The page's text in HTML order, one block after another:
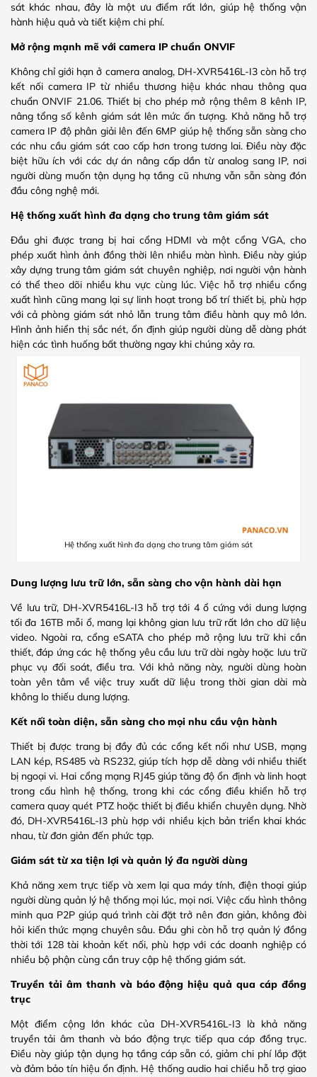
sát khác nhau, đây là một ưu điểm rất lớn, giúp hệ thống vận
hành hiệu quả và tiết kiệm chi phí.
Mở rộng mạnh mẽ với camera IP chuẩn ONVIF
Không chỉ giới hạn ở camera analog, DH-XVR5416L-I3 còn hỗ trợ
kết nối camera IP từ nhiều thương hiệu khác nhau thông qua
chuẩn ONVIF 21.06. Thiết bị cho phép mở rộng thêm 8 kênh IP,
nâng tổng số kênh giám sát lên mức ấn tượng. Khả năng hỗ trợ
camera IP độ phân giải lên đến 6MP giúp hệ thống sẵn sàng cho
các nhu cầu giám sát cao cấp hơn trong tương lai. Điều này đặc
biệt hữu ích với các dự án nâng cấp dần từ analog sang IP, nơi
người dùng muốn tận dụng hạ tầng cũ nhưng vẫn sẵn sàng đón
đầu công nghệ mới.
Hệ thống xuất hình đa dạng cho trung tâm giám sát
Đầu ghi được trang bị hai cổng HDMI và một cổng VGA, cho
phép xuất hình ảnh đồng thời lên nhiều màn hình. Điều này giúp
xây dựng trung tâm giám sát chuyên nghiệp, nơi người vận hành
có thể theo dõi nhiều khu vực cùng lúc. Việc hỗ trợ nhiều cổng
xuất hình cũng mang lại sự linh hoạt trong bố trí thiết bị, phù hợp
với cả phòng giám sát nhỏ lẫn trung tâm điều hành quy mô lớn.
Hình ảnh hiển thị sắc nét, ổn định giúp người dùng dễ dàng phát
hiện các tình huống bất thường ngay khi chúng xảy ra.
Hệ thống xuất hình đa dạng cho trung tâm giám sát
Dung lượng lưu trữ lớn, sẵn sàng cho vận hành dài hạn
Về lưu trữ, DH-XVR5416L-I3 hỗ trợ tới 4 ổ cứng với dung lượng
tối đa 16TB mỗi ổ, mang lại không gian lưu trữ rất lớn cho dữ liệu
video. Ngoài ra, cổng eSATA cho phép mở rộng lưu trữ khi cần
thiết, đáp ứng các hệ thống yêu cầu lưu trữ dài ngày hoặc lưu trữ
phục vụ đối soát, điều tra. Với khả năng này, người dùng hoàn
toàn yên tâm về việc truy xuất dữ liệu trong thời gian dài mà
không lo thiếu dung lượng.
Kết nối toàn diện, sẵn sàng cho mọi nhu cầu vận hành
Thiết bị được trang bị đầy đủ các cổng kết nối như USB, mạng
LAN kép, RS485 và RS232, giúp tích hợp dễ dàng với nhiều thiết
bị ngoại vi. Hai cổng mạng RJ45 giúp tăng độ ổn định và linh hoạt
trong cấu hình hệ thống, trong khi các cổng điều khiển hỗ trợ
camera quay quét PTZ hoặc thiết bị điều khiển chuyên dụng. Nhờ
đó, DH-XVR5416L-I3 phù hợp với nhiều kịch bản triển khai khác
nhau, từ đơn giản đến phức tạp.
Giám sát từ xa tiện lợi và quản lý đa người dùng
Khả năng xem trực tiếp và xem lại qua máy tính, điện thoại giúp
người dùng quản lý hệ thống mọi lúc, mọi nơi. Việc cấu hình thông
minh qua P2P giúp quá trình cài đặt trở nên đơn giản, không đòi
hỏi kiến thức mạng chuyên sâu. Đầu ghi còn hỗ trợ quản lý đồng
thời tới 128 tài khoản kết nối, phù hợp với các doanh nghiệp có
nhiều bộ phận cùng cần truy cập hệ thống giám sát.
Truyền tải âm thanh và báo động hiệu quả qua cáp đồng
trục
Một điểm cộng lớn khác của DH-XVR5416L-I3 là khả năng
truyền tải âm thanh và báo động trực tiếp qua cáp đồng trục.
Điều này giúp tận dụng hạ tầng cáp sẵn có, giảm chi phí lắp đặt
và đảm bảo tín hiệu ổn định. Hệ thống audio hai chiều hỗ trợ giao